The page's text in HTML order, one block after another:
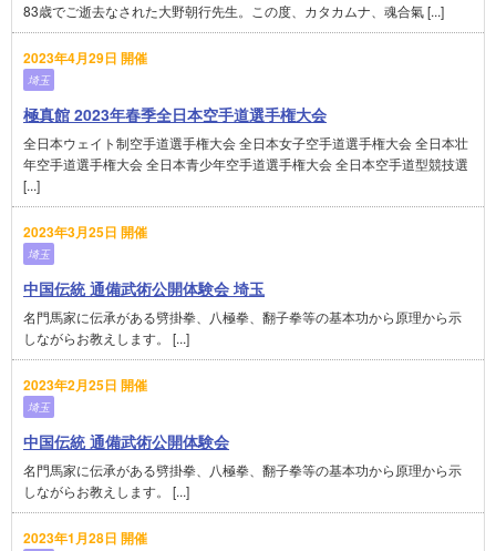
83歳でご逝去なされた大野朝行先生。この度、カタカムナ、魂合氣 [...]
2023年4月29日 開催
埼玉
極真館 2023年春季全日本空手道選手権大会
全日本ウェイト制空手道選手権大会 全日本女子空手道選手権大会 全日本壮
年空手道選手権大会 全日本青少年空手道選手権大会 全日本空手道型競技選
[...]
2023年3月25日 開催
埼玉
中国伝統 通備武術公開体験会 埼玉
名門馬家に伝承がある劈掛拳、八極拳、翻子拳等の基本功から原理から示
しながらお教えします。 [...]
2023年2月25日 開催
埼玉
中国伝統 通備武術公開体験会
名門馬家に伝承がある劈掛拳、八極拳、翻子拳等の基本功から原理から示
しながらお教えします。 [...]
2023年1月28日 開催